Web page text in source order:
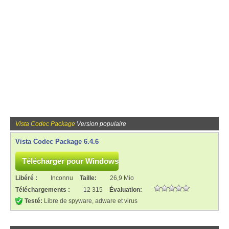
Vista Codec Package Version populaire
Vista Codec Package 6.4.6
Libéré : Inconnu Taille:
26,9 Mio
Téléchargements :
12 315
Évaluation:
Testé: Libre de spyware, adware et virus